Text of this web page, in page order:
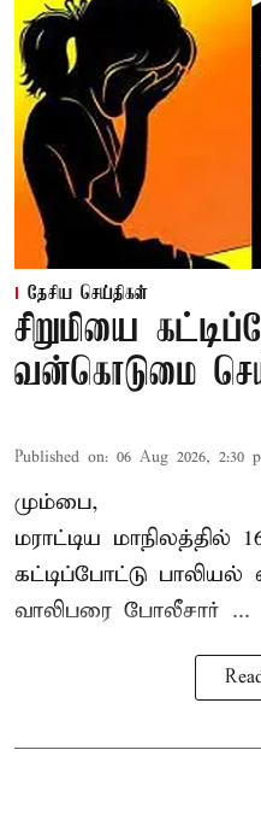
தேசிய செய்திகள்
சிறுமியை
வன்கொடுமை
Published on: 06 Aug 2026, 2:30
மும்பை,
மராட்டிய மாநிலத்தில்
கட்டிப்போட்டு
வாலிபரை போலீசார் ...